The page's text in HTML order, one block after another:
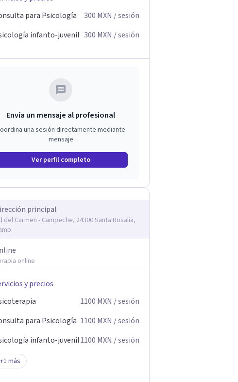
para Psicología
300 MXN / sesión
infanto-juvenil 300 MXN / sesión
Envía un mensaje al profesional
una sesión directamente mediante
mensaje
Ver perfil completo
principal
del Carmen - Campeche, 24300 Santa Rosalía,
online
y precios
1100 MXN / sesión
para Psicología 1100 MXN / sesión
infanto-juvenil1100 MXN / sesión
+1 más